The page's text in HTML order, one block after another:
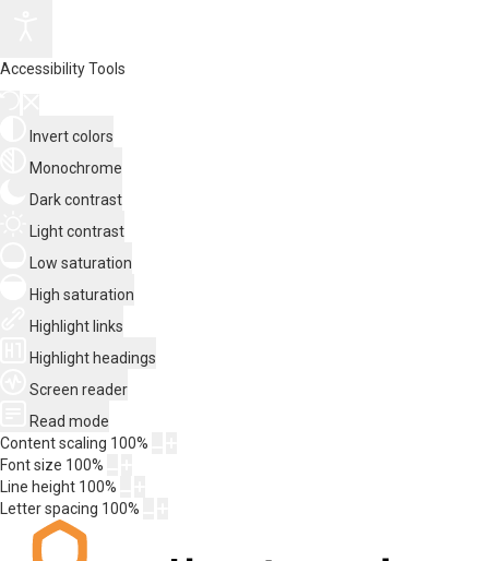
Accessibility Tools
Invert colors
Monochrome
Dark contrast
Light contrast
Low saturation
High saturation
Highlight links
Highlight headings
Screen reader
Read mode
Content scaling 100%
Font size 100%
Line height 100%
Letter spacing 100%